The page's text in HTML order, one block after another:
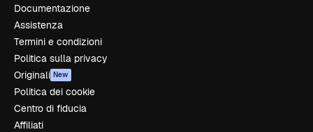
Documentazione
Assistenza
Termini e condizioni
Politica sulla privacy
Originali New
Politica dei cookie
Centro di fiducia
Affiliati